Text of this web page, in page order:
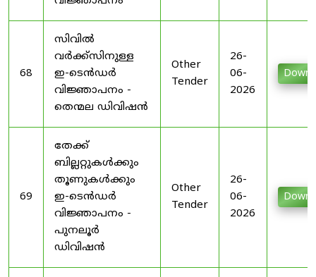
68
സിവിൽ
വർക്ക്സിനുള്ള
ഇ-ടെൻഡർ
വിജ്ഞാപനം -
തെന്മല ഡിവിഷൻ
Other
Tender
26-
06-
2026
69
തേക്ക്
ബില്ലറ്റുകൾക്കും
തൂണുകൾക്കും
ഇ-ടെൻഡർ
വിജ്ഞാപനം -
പുനലൂർ
ഡിവിഷൻ
Other
Tender
26-
06-
2026